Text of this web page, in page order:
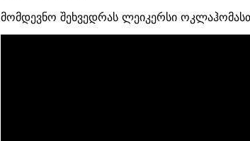
მომდევნო შეხვედრას ლეიკერსი